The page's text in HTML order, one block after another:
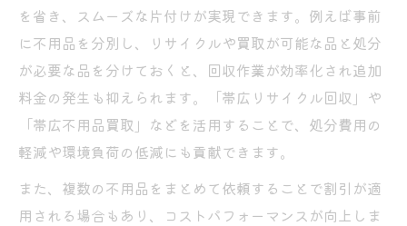
を省き、スムーズな片付けが実現できます。例えば事前
に不用品を分別し、リサイクルや買取が可能な品と処分
が必要な品を分けておくと、回収作業が効率化され追加
料金の発生も抑えられます。「帯広リサイクル回収」や
「帯広不用品買取」などを活用することで、処分費用の
軽減や環境負荷の低減にも貢献できます。
また、複数の不用品をまとめて依頼することで割引が適
用される場合もあり、コストパフォーマンスが向上しま